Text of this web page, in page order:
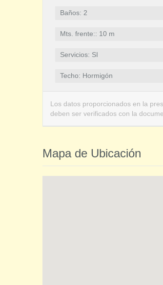
Baños: 2
Mts. frente:: 10 m
Servicios: SI
Techo: Hormigón
Los datos proporcionados en la
deben ser verificados con la
Mapa de Ubicación